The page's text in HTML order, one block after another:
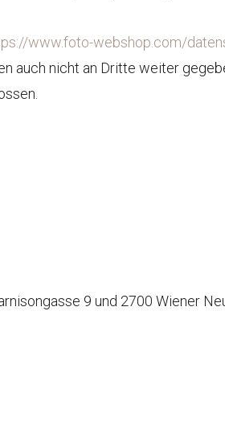
www.foto-webshop.com/
auch nicht an Dritte weiter
9 und 2700 Wiener